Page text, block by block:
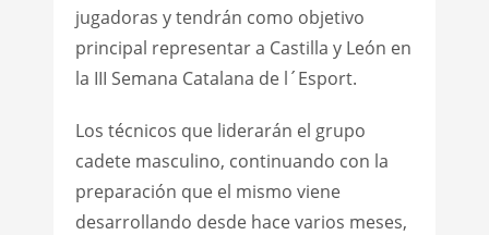
jugadoras y tendrán como objetivo
principal representar a Castilla y León en
la III Semana Catalana de l´Esport.
Los técnicos que liderarán el grupo
cadete masculino, continuando con la
preparación que el mismo viene
desarrollando desde hace varios meses,